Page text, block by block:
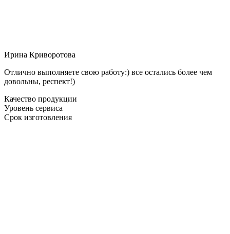
Ирина Криворотова
Отлично выполняете свою работу:) все остались более чем
довольны, респект!)
Качество продукции
Уровень сервиса
Срок изготовления